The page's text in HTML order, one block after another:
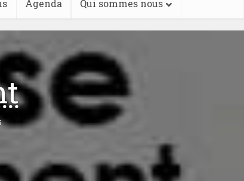
Agenda Qui sommes nous